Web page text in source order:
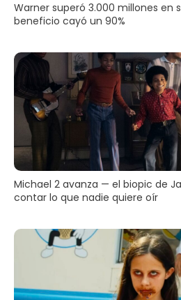
Warner superó 3.000 millones en
beneficio cayó un 90%
Michael 2 avanza — el biopic de
contar lo que nadie quiere oír